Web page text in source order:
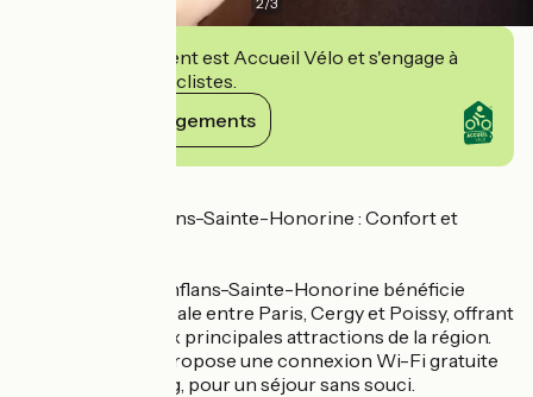
Cet établissement est Accueil Vélo et s'engage à
accueillir des cyclistes.
Voir ses engagements
Campanile Conflans-Sainte-Honorine : Confort et
Le Campanile Conflans-Sainte-Honorine bénéficie
d'une situation idéale entre Paris, Cergy et Poissy, offrant
un accès facile aux principales attractions de la région.
L'établissement propose une connexion Wi-Fi gratuite
ainsi qu'un parking, pour un séjour sans souci.